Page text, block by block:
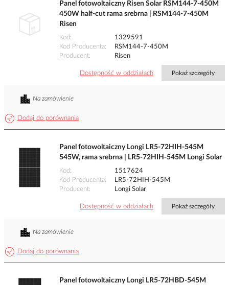
Panel fotowoltaiczny Risen Solar RSM144-7-450M
450W half-cut rama srebrna | RSM144-7-450M
Risen
Kod
1329591
Kod Producenta
RSM144-7-450M
Producent
Risen
Dostępność w oddziałach Pokaż szczegóły
Dodaj do porównania
Na zamówienie
Panel fotowoltaiczny Longi LR5-72HIH-545M
545W, rama srebrna | LR5-72HIH-545M Longi Solar
Kod
1517624
Kod Producenta
LR5-72HIH-545M
Producent
Longi Solar
Dostępność w oddziałach Pokaż szczegóły
Dodaj do porównania
Na zamówienie
Panel fotowoltaiczny Longi LR5-72HBD-545M